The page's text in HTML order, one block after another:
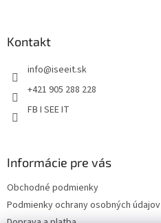
Kontakt
info@iseeit.sk
+421 905 288 228
FB I SEE IT
Informácie pre vás
Obchodné podmienky
Podmienky ochrany osobných údajov